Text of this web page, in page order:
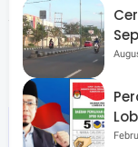
sekitar terminal